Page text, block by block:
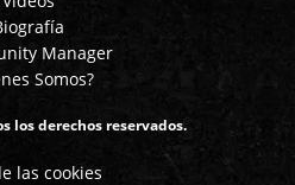
Manager
Somos?
los derechos reservados.
las cookies